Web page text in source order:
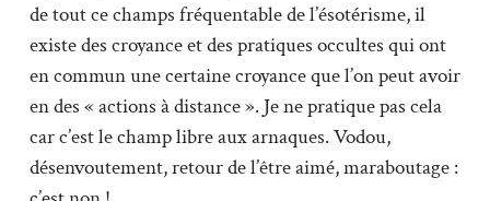
de tout ce champs fréquentable de l’ésotérisme, il
existe des croyance et des pratiques occultes qui ont
en commun une certaine croyance que l’on peut avoir
en des « actions à distance ». Je ne pratique pas cela
car c’est le champ libre aux arnaques. Vodou,
désenvoutement, retour de l’être aimé, maraboutage :